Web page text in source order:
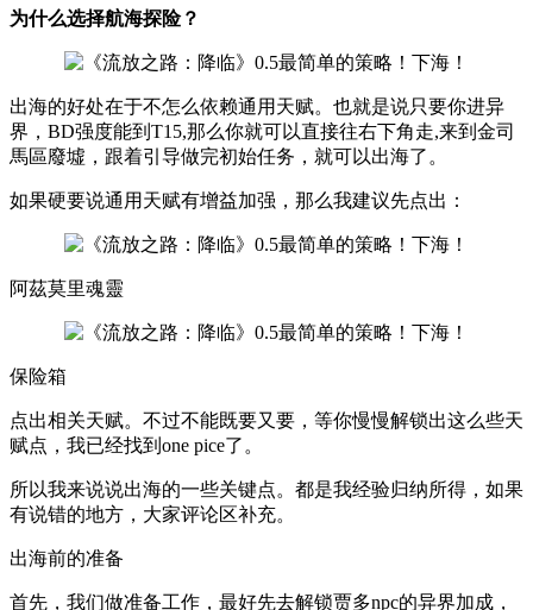
为什么选择航海探险？
出海的好处在于不怎么依赖通用天赋。也就是说只要你进异
界，BD强度能到T15,那么你就可以直接往右下角走,来到金司
馬區廢墟，跟着引导做完初始任务，就可以出海了。
如果硬要说通用天赋有增益加强，那么我建议先点出：
阿茲莫里魂靈
保险箱
点出相关天赋。不过不能既要又要，等你慢慢解锁出这么些天
赋点，我已经找到one pice了。
所以我来说说出海的一些关键点。都是我经验归纳所得，如果
有说错的地方，大家评论区补充。
出海前的准备
首先，我们做准备工作，最好先去解锁贾多npc的异界加成，